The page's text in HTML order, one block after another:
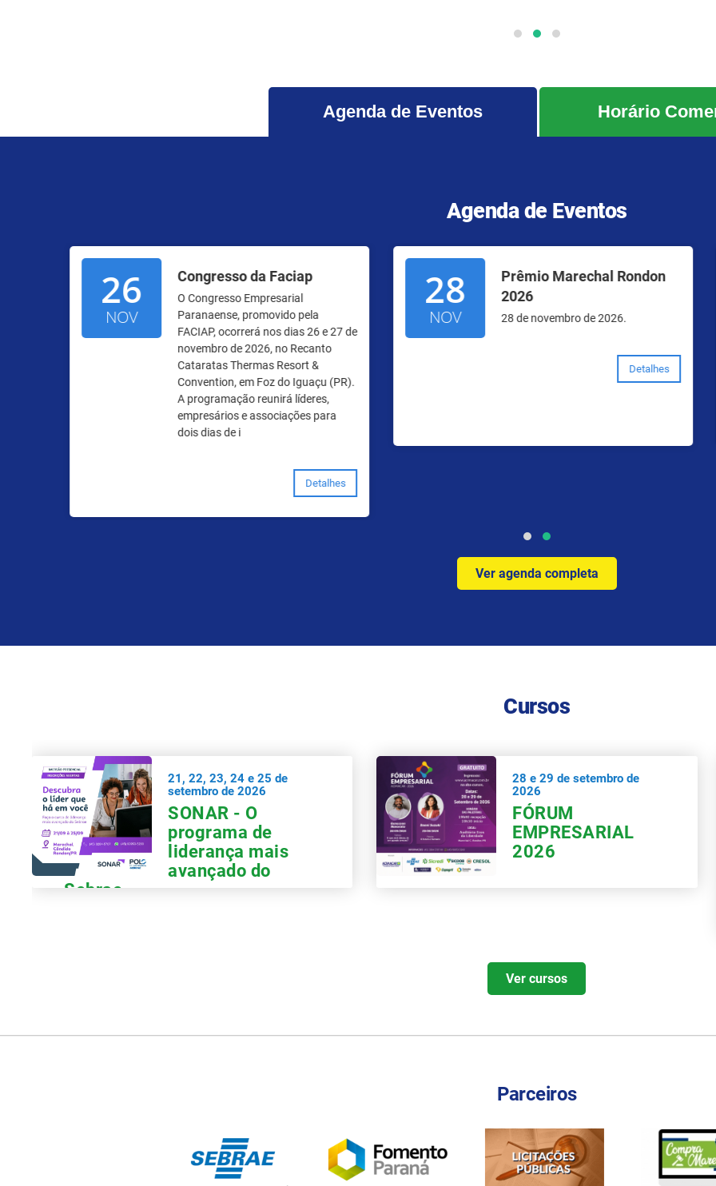
Agenda de Eventos Horário
Agenda de Eventos
26
NOV
Congresso da Faciap
O Congresso Empresarial
Paranaense, promovido pela
FACIAP, ocorrerá nos dias 26 e 27 de
novembro de 2026, no Recanto
Cataratas Thermas Resort &
Convention, em Foz do Iguaçu (PR).
A programação reunirá líderes,
empresários e associações para
dois dias de i
Detalhes
28
NOV
Prêmio Marechal Rondon
2026
28 de novembro de 2026.
Detalhes
Ver agenda completa
Cursos
21, 22, 23, 24 e 25 de
setembro de 2026
SONAR - O
programa de
liderança mais
avançado do
Sebrae
28 e 29 de setembro de
2026
FÓRUM
EMPRESARIAL
2026
Ver cursos
Parceiros